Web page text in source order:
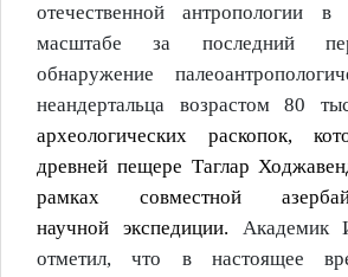
отечественной антропологии
масштабеза последний
обнаружение
неандертальца возрастом 80
археологических раскопок,
древней пещере Таглар
рамках совместной
научной экспедиции. Академик
отметил, что в настоящее